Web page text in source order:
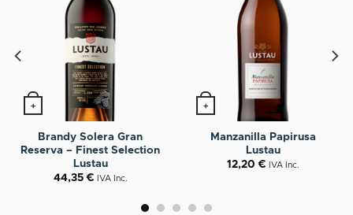
Oloroso Emperatriz
Eugenia Lustau (50 cl)
23,00€
Pedro Ximénez VORS 30
años Lustau (50 cl)
69,85€ IVA Inc.